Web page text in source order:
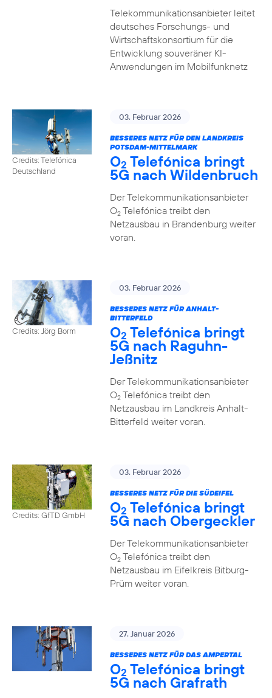
Telekommunikationsanbieter leitet
deutsches Forschungs- und
Wirtschaftskonsortium für die
Entwicklung souveräner KI-
Anwendungen im Mobilfunknetz
Credits: Telefónica
Deutschland
03. Februar 2026
BESSERES NETZ FÜR DEN LANDKREIS
POTSDAM-MITTELMARK
O2 Telefónica bringt
5G nach Wildenbruch
Der Telekommunikationsanbieter
O2Telefónica treibt den
Netzausbau in Brandenburg weiter
voran.
Credits: Jörg Borm
03. Februar 2026
BESSERES NETZ FÜR ANHALT-
BITTERFELD
O2 Telefónica bringt
5G nach Raguhn-
Jeßnitz
Der Telekommunikationsanbieter
O2Telefónica treibt den
Netzausbau im Landkreis Anhalt-
Bitterfeld weiter voran.
Credits: GfTD GmbH
03. Februar 2026
BESSERES NETZ FÜR DIE SÜDEIFEL
O2 Telefónica bringt
5G nach Obergeckler
Der Telekommunikationsanbieter
O2Telefónica treibt den
Netzausbau im Eifelkreis Bitburg-
Prüm weiter voran.
27. Januar 2026
BESSERES NETZ FÜR DAS AMPERTAL
O2 Telefónica bringt
5G nach Grafrath